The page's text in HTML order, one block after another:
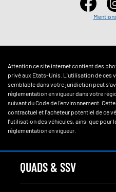
Attention ce site internet contient des
privé aux Etats-Unis. L'utilisation de ces
semblable dans votre juridiction peut
réglementation en vigueur dans votre
suivant du Code de l'environnement.
contractuel et l'acheteur potentiel de ce
l'utilisation des véhicules, ainsi que pour
réglementation en vigueur.
QUADS & SSV